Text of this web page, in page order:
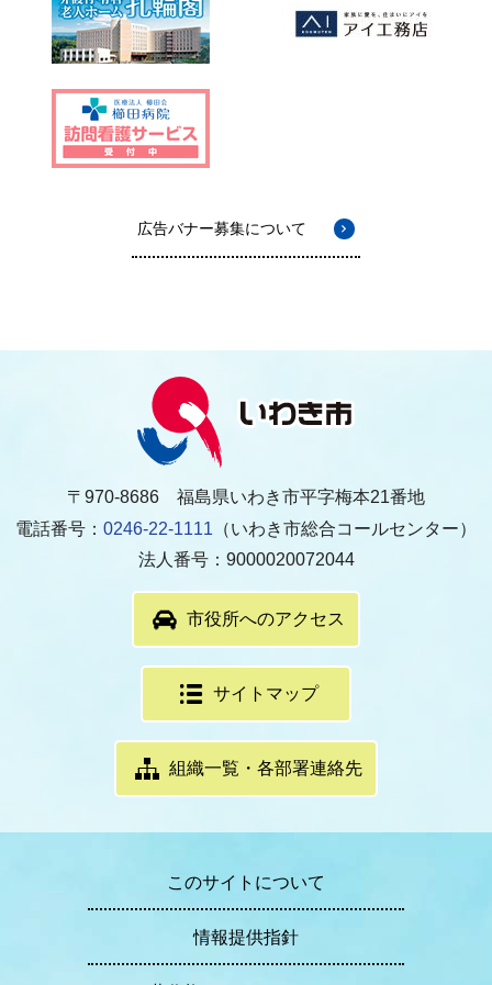
広告バナー募集について
〒970-8686 福島県いわき市平字梅本21番地
電話番号： 0246-22-1111 （いわき市総合コールセンター）
法人番号：9000020072044
市役所へのアクセス
サイトマップ
組織一覧・各部署連絡先
このサイトについて
情報提供指針